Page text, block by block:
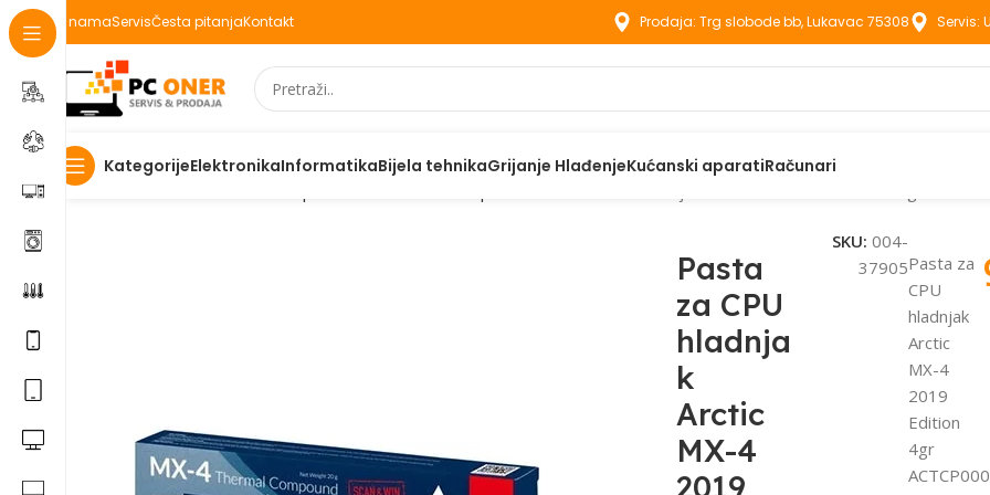
O namaServisČesta pitanjaKontakt Prodaja: Trg slobode bb, Lukavac 75308 Servis:
KategorijeElektronikaInformatikaBijela tehnikaGrijanje HlađenjeKućanski aparatiRačunari
Početna
Pasta
za CPU
hladnja
k
Arctic
MX-4
2019
SKU:004-
37905Pasta za
CPU
hladnjak
Arctic
MX-4
2019
Edition
4gr